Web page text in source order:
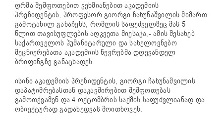
ღრმა შეშფოთებით ვეხმიანებით აკადემიის
პრეზიდენტის, პროფესორ გიორგი ჩახუნაშვილის მიმართ
გამოტანილ განაჩენს, რომლის საფუძველზეც მას 5
წლით თავისუფლების აღკვეთა მიესაჯა,- ამის შესახებ
საქართველოს ჰუმანიტარული და სახელოვნებო
მეცნიერებათა აკადემიის წევრებმა დღევანდელ
ბრიფინგზე განაცხადეს.
ისინი აკადემიის პრეზიდენტის, გიორგი ჩახუნაშვილის
დაპატიმრებასთან დაკავშირებით შეშფოთებას
გამოთქვამენ და 4 ოქტომბრის საქმის საფუძვლიანად და
ობიექტურად გადახედვას მოითხოვენ.